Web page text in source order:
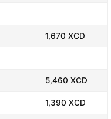
1,670 XCD
5,460 XCD
1,390 XCD